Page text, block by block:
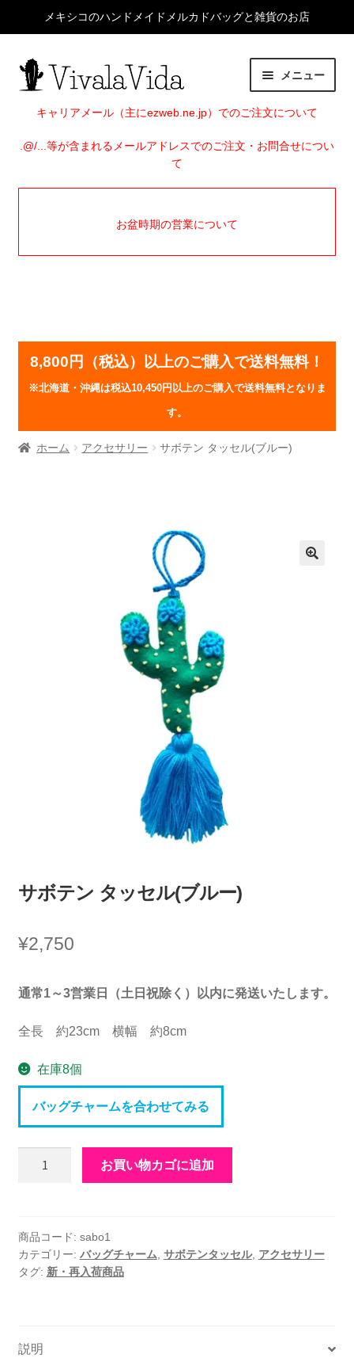
メキシコのハンドメイドメルカドバッグと雑貨のお店
ナ
ビ
シ
ン
コ
ン
ツ
ス
メニュー
HOME
ITEMS
サ
メ
キャリアメール（主にezweb.ne.jp）でのご注文について
.@/...等が含まれるメールアドレスでのご注文・お問合せについ
て
お盆時期の営業について
8,800円（税込）以上のご購入で送料無料！
※北海道・沖縄は税込10,450円以上のご購入で送料無料となりま
す。
ホーム アクセサリー サボテン タッセル(ブルー)
サボテン タッセル(ブルー)
¥2,750
通常1～3営業日（土日祝除く）以内に発送いたします。
全長 約23cm 横幅 約8cm
在庫8個
バッグチャームを合わせてみる
タ
ッ
セ
ー)
お買い物カゴに追加
商品コード: sabo1
カテゴリー: バッグチャーム サボテンタッセル, アクセサリー
タグ: 新・再入荷商品
説明